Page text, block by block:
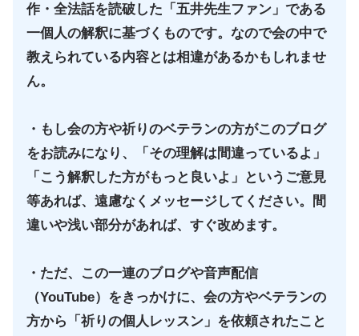
作・全法話を読破した「五井先生ファン」である
一個人の解釈に基づくものです。なので会の中で
教えられている内容とは相違があるかもしれませ
ん。
・もし会の方や祈りのベテランの方がこのブログ
をお読みになり、「その理解は間違っているよ」
「こう解釈した方がもっと良いよ」というご意見
等あれば、遠慮なくメッセージしてください。間
違いや浅い部分があれば、すぐ改めます。
・ただ、この一連のブログや音声配信
（YouTube）をきっかけに、会の方やベテランの
方から「祈りの個人レッスン」を依頼されたこと